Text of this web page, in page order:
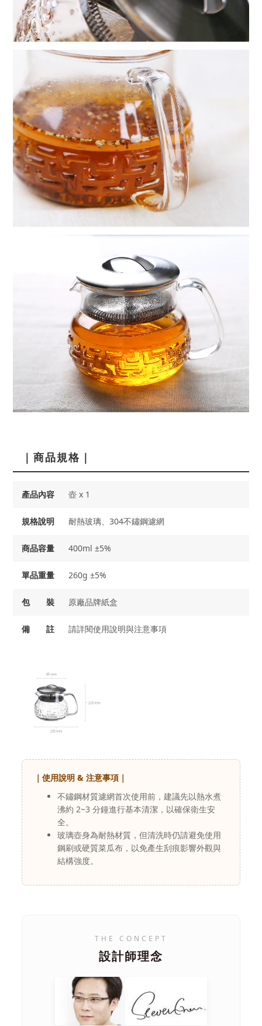
｜商品規格｜
產品內容 壺 x 1
規格說明 耐熱玻璃、304不鏽鋼濾網
商品容量 400ml ±5%
單品重量 260g ±5%
包 裝 原廠品牌紙盒
備 註 請詳閱使用說明與注意事項
｜使用說明 & 注意事項｜
不鏽鋼材質濾網首次使用前，建議先以熱水煮
沸約 2~3 分鐘進行基本清潔，以確保衛生安
全。
玻璃壺身為耐熱材質，但清洗時仍請避免使用
鋼刷或硬質菜瓜布，以免產生刮痕影響外觀與
結構強度。
THE CONCEPT
設計師理念